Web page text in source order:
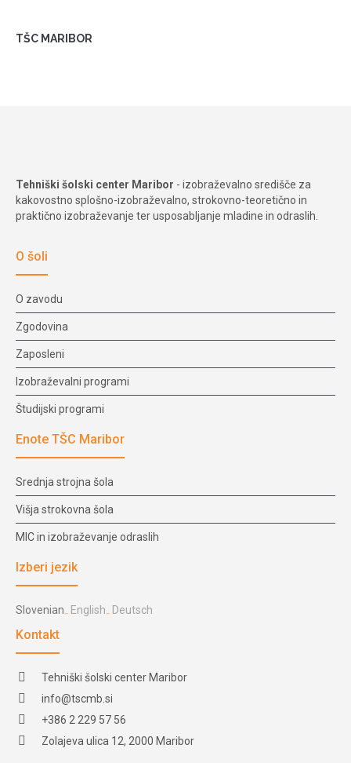
TŠC MARIBOR
Tehniški šolski center Maribor - izobraževalno središče za
kakovostno splošno-izobraževalno, strokovno-teoretično in
praktično izobraževanje ter usposabljanje mladine in odraslih.
O šoli
O zavodu
Zgodovina
Zaposleni
Izobraževalni programi
Študijski programi
Enote TŠC Maribor
Srednja strojna šola
Višja strokovna šola
MIC in izobraževanje odraslih
Izberi jezik
Slovenian English Deutsch
Kontakt
Tehniški šolski center Maribor
info@tscmb.si
+386 2 229 57 56
Zolajeva ulica 12, 2000 Maribor